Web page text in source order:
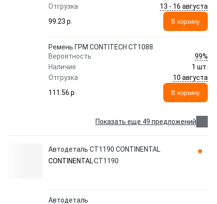
Отгрузка
13 - 16 августа
99.23 p.
В корзину
Ремень ГРМ CONTITECH CT1088
Вероятность
99%
Наличие
1 шт.
Отгрузка
10 августа
111.56 p.
В корзину
Показать еще 49 предложений
Автодеталь CT1190 CONTINENTAL
CONTINENTALCT1190
Автодеталь